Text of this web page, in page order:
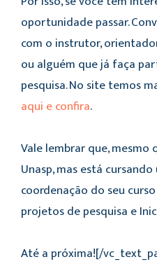
oportunidade passar.
com o instrutor,
ou alguém que já faça
pesquisa. No site temos
aqui e confira.
Vale lembrar que,
Unasp, mas está
coordenação do seu
projetos de pesquisa e
Até a próxima![/